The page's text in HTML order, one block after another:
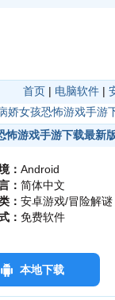
首页 | 电脑软件 |
娇女孩恐怖游戏手游
怖游戏手游下载最新
： Android
： 简体中文
： 安卓游戏/冒险解谜
： 免费软件
本地下载